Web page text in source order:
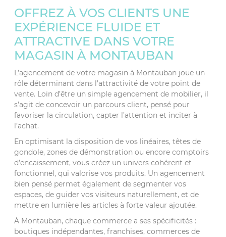
OFFREZ À VOS CLIENTS UNE
EXPÉRIENCE FLUIDE ET
ATTRACTIVE DANS VOTRE
MAGASIN À MONTAUBAN
L’agencement de votre magasin à Montauban joue un
rôle déterminant dans l’attractivité de votre point de
vente. Loin d’être un simple agencement de mobilier, il
s’agit de concevoir un parcours client, pensé pour
favoriser la circulation, capter l’attention et inciter à
l’achat.
En optimisant la disposition de vos linéaires, têtes de
gondole, zones de démonstration ou encore comptoirs
d’encaissement, vous créez un univers cohérent et
fonctionnel, qui valorise vos produits. Un agencement
bien pensé permet également de segmenter vos
espaces, de guider vos visiteurs naturellement, et de
mettre en lumière les articles à forte valeur ajoutée.
À Montauban, chaque commerce a ses spécificités :
boutiques indépendantes, franchises, commerces de